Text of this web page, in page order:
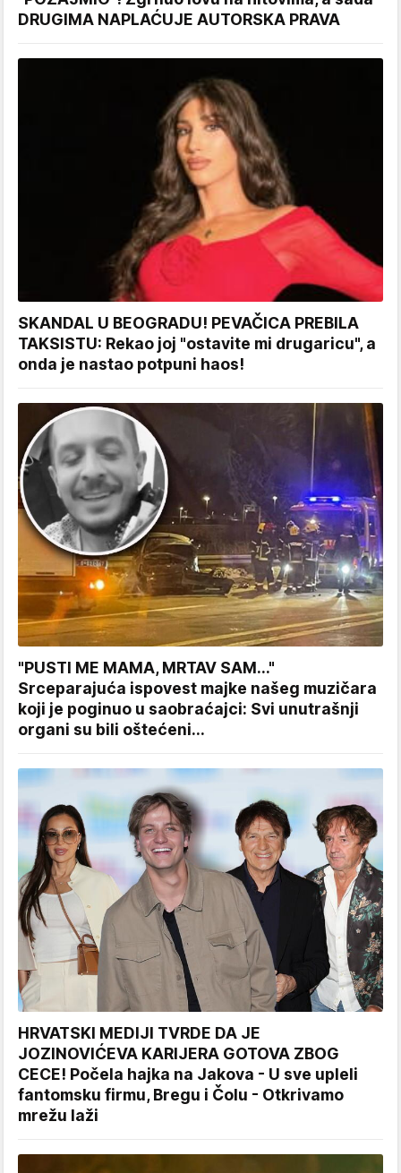
DRUGIMA NAPLAĆUJE AUTORSKA PRAVA
SKANDAL U BEOGRADU! PEVAČICA PREBILA
TAKSISTU: Rekao joj "ostavite mi drugaricu", a
onda je nastao potpuni haos!
"PUSTI ME MAMA, MRTAV SAM..."
Srceparajuća ispovest majke našeg muzičara
koji je poginuo u saobraćajci: Svi unutrašnji
organi su bili oštećeni...
HRVATSKI MEDIJI TVRDE DA JE
JOZINOVIĆEVA KARIJERA GOTOVA ZBOG
CECE! Počela hajka na Jakova - U sve upleli
fantomsku firmu, Bregu i Čolu - Otkrivamo
mrežu laži